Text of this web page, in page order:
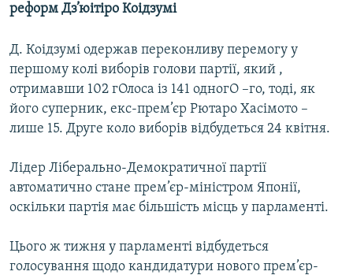
ПОДКАСТИ
КРИМ РЕАЛІЇ
РУС
УКР
КТАТ
ДОЛУЧАЙСЯ!
реформ Дз’юітіро Коідзумі
Д. Коідзумі одержав переконливу перемогу у
першому колі виборів голови партії, який ,
отримавши 102 гОлоса із 141 одногО –го, тоді, як
його суперник, екс-прем’єр Рютаро Хасімото –
лише 15. Друге коло виборів відбудеться 24 квітня.
Лідер Ліберально-Демократичної партії
автоматично стане прем’єр-міністром Японії,
оскільки партія має більшість місць у парламенті.
Цього ж тижня у парламенті відбудеться
голосування щодо кандидатури нового прем’єр-